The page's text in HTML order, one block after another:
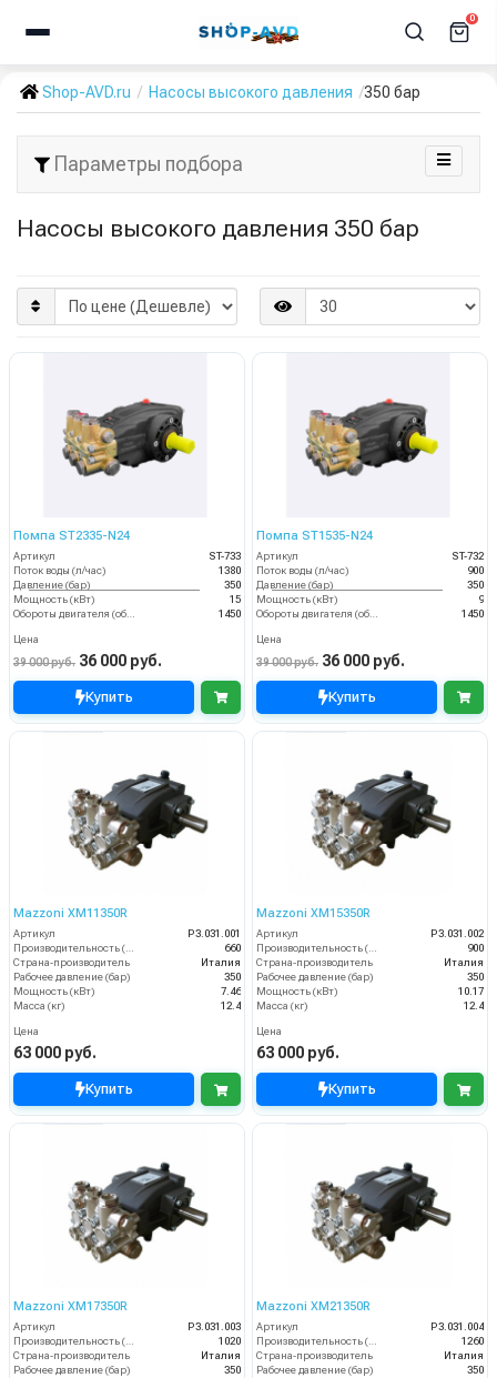
0
Shop-AVD.ru Насосы высокого давления 350 бар
Параметры подбора
Насосы высокого давления 350 бар
Помпа ST2335-N24
Артикул
ST-733
Поток воды (л/час)
1380
Давление (бар)
350
Мощность (кВт)
15
1450
Цена
39 000 руб. 36 000 руб.
Купить
Помпа ST1535-N24
Артикул
ST-732
Поток воды (л/час)
900
Давление (бар)
350
Мощность (кВт)
9
1450
Цена
39 000 руб. 36 000 руб.
Купить
Mazzoni XM11350R
Артикул
P3.031.001
Производительность (л/ч)
660
Страна-производитель
Италия
Рабочее давление (бар)
350
Мощность (кВт)
7.46
Масса (кг)
12.4
Цена
63 000 руб.
Купить
Mazzoni XM15350R
Артикул
P3.031.002
Производительность (л/ч)
900
Страна-производитель
Италия
Рабочее давление (бар)
350
Мощность (кВт)
10.17
Масса (кг)
12.4
Цена
63 000 руб.
Купить
Mazzoni XM17350R
Артикул
P3.031.003
Производительность (л/ч)
1020
Страна-производитель
Италия
Рабочее давление (бар)
350
Mazzoni XM21350R
Артикул
P3.031.004
Производительность (л/ч)
1260
Страна-производитель
Италия
Рабочее давление (бар)
350